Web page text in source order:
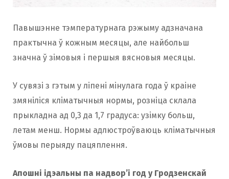
Павышэнне тэмпературнага рэжыму адзначана
практычна ў кожным месяцы, але найбольш
значна ў зімовыя і першыя вясновыя месяцы.
У сувязі з гэтым у ліпені мінулага года ў краіне
змяніліся кліматычныя нормы, розніца склала
прыкладна ад 0,3 да 1,7 градуса: узімку больш,
летам менш. Нормы адлюстроўваюць кліматычныя
ўмовы перыяду пацяплення.
Апошні ідэальны па надвор’і год у Гродзенскай